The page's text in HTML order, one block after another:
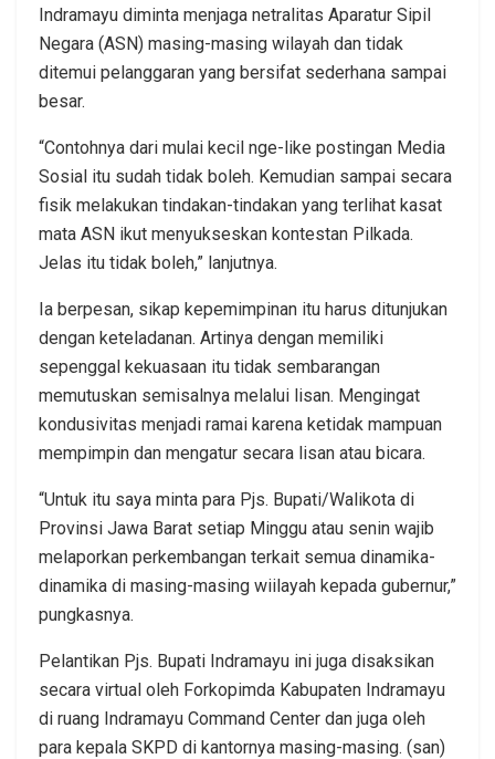
Indramayu diminta menjaga netralitas Aparatur Sipil
Negara (ASN) masing-masing wilayah dan tidak
ditemui pelanggaran yang bersifat sederhana sampai
besar.
“Contohnya dari mulai kecil nge-like postingan Media
Sosial itu sudah tidak boleh. Kemudian sampai secara
fisik melakukan tindakan-tindakan yang terlihat kasat
mata ASN ikut menyukseskan kontestan Pilkada.
Jelas itu tidak boleh,” lanjutnya.
Ia berpesan, sikap kepemimpinan itu harus ditunjukan
dengan keteladanan. Artinya dengan memiliki
sepenggal kekuasaan itu tidak sembarangan
memutuskan semisalnya melalui lisan. Mengingat
kondusivitas menjadi ramai karena ketidak mampuan
mempimpin dan mengatur secara lisan atau bicara.
“Untuk itu saya minta para Pjs. Bupati/Walikota di
Provinsi Jawa Barat setiap Minggu atau senin wajib
melaporkan perkembangan terkait semua dinamika-
dinamika di masing-masing wiilayah kepada gubernur,”
pungkasnya.
Pelantikan Pjs. Bupati Indramayu ini juga disaksikan
secara virtual oleh Forkopimda Kabupaten Indramayu
di ruang Indramayu Command Center dan juga oleh
para kepala SKPD di kantornya masing-masing. (san)